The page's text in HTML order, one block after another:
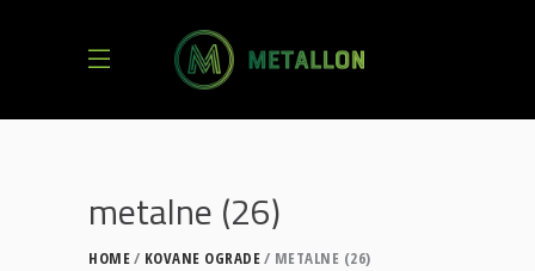
metalne (26)
HOME KOVANE OGRADE METALNE (26)